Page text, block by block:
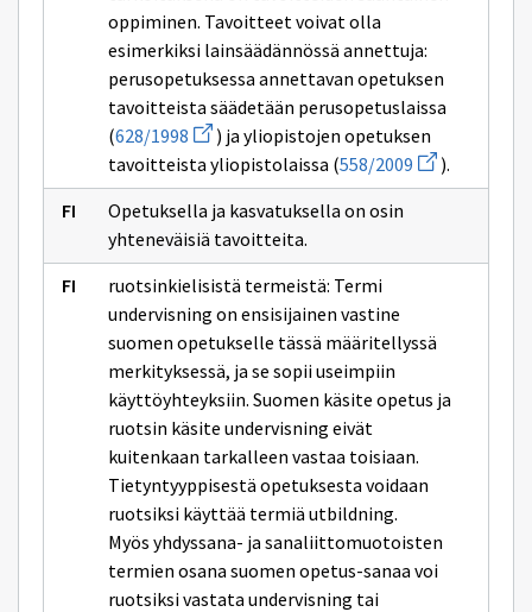
oppiminen. Tavoitteet voivat olla
esimerkiksi lainsäädännössä annettuja:
perusopetuksessa annettavan opetuksen
tavoitteista säädetään perusopetuslaissa
(628/1998 Avaa
uuden
ikkunan
sivulle
628/1998
) ja yliopistojen opetuksen
tavoitteista yliopistolaissa (558/2009 Avaa
uuden
ikkunan
).
Opetuksella ja kasvatuksella on osin
yhteneväisiä tavoitteita.
ruotsinkielisistä termeistä: Termi
undervisning on ensisijainen vastine
suomen opetukselle tässä määritellyssä
merkityksessä, ja se sopii useimpiin
käyttöyhteyksiin. Suomen käsite opetus ja
ruotsin käsite undervisning eivät
kuitenkaan tarkalleen vastaa toisiaan.
Tietyntyyppisestä opetuksesta voidaan
ruotsiksi käyttää termiä utbildning.
Myös yhdyssana- ja sanaliittomuotoisten
termien osana suomen opetus-sanaa voi
ruotsiksi vastata undervisning tai